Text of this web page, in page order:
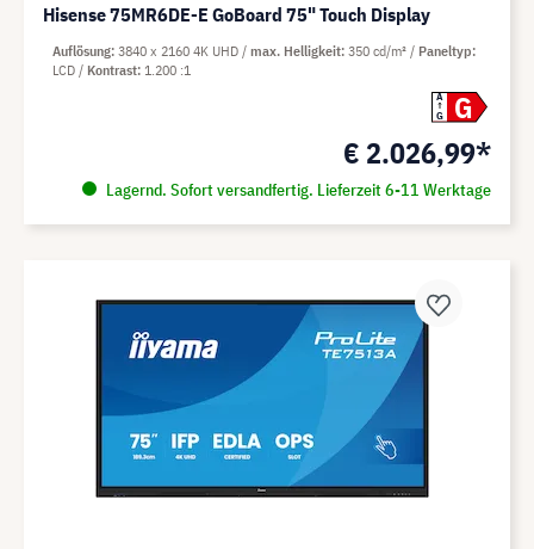
Hisense 75MR6DE-E GoBoard 75" Touch Display
A
G
G
€ 2.026,99*
Lagernd. Sofort versandfertig. Lieferzeit 6-11 Werktage
Auflösung 3840 x 2160 4K UHD max. Helligkeit 350 cd/m²
Paneltyp
LCD
Kontrast 1.200 :1